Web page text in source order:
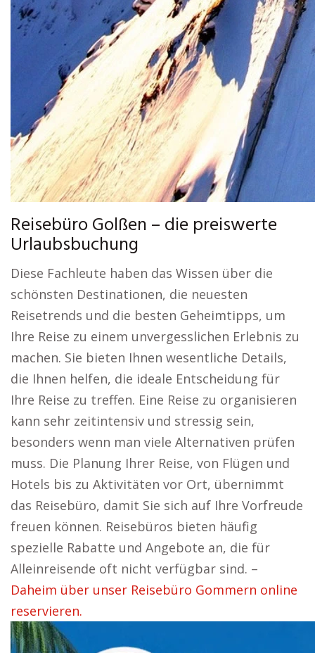
Reisebüro Golßen – die preiswerte
Urlaubsbuchung
Diese Fachleute haben das Wissen über die
schönsten Destinationen, die neuesten
Reisetrends und die besten Geheimtipps, um
Ihre Reise zu einem unvergesslichen Erlebnis zu
machen. Sie bieten Ihnen wesentliche Details,
die Ihnen helfen, die ideale Entscheidung für
Ihre Reise zu treffen. Eine Reise zu organisieren
kann sehr zeitintensiv und stressig sein,
besonders wenn man viele Alternativen prüfen
muss. Die Planung Ihrer Reise, von Flügen und
Hotels bis zu Aktivitäten vor Ort, übernimmt
das Reisebüro, damit Sie sich auf Ihre Vorfreude
freuen können. Reisebüros bieten häufig
spezielle Rabatte und Angebote an, die für
Alleinreisende oft nicht verfügbar sind. –
Daheim über unser Reisebüro Gommern online
reservieren.